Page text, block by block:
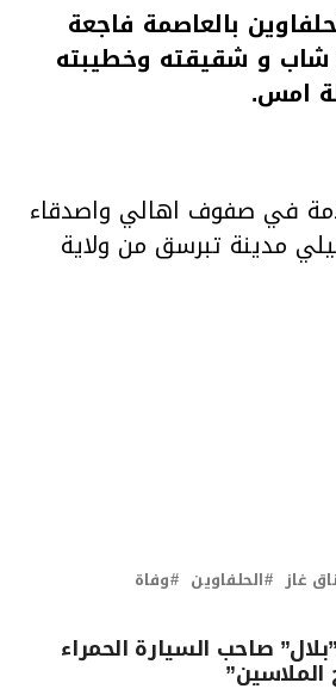
بالعاصمة فاجعة
و شقيقته وخطيبته
امس.
في صفوف اهالي واصدقاء
مدينة تبرسق من ولاية
غاز الحلفاوين وفاة
صاحب السيارة الحمراء
الملاسين”